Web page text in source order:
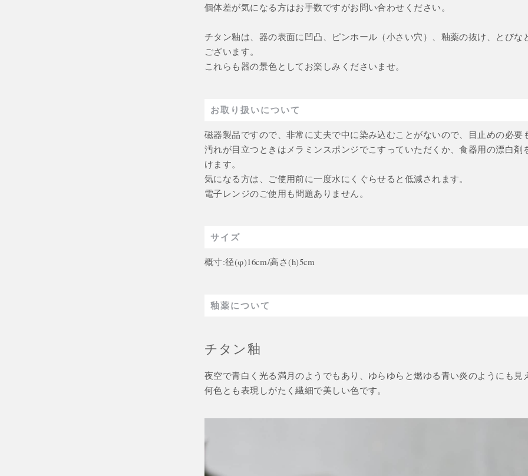
個体差が気になる方はお手数ですがお問い合わせください。
チタン釉は、器の表面に凹凸、ピンホール（小さい穴）、釉薬の抜け、とびな
ございます。
これらも器の景色としてお楽しみくださいませ。
お取り扱いについて
磁器製品ですので、非常に丈夫で中に染み込むことがないので、目止めの必要
汚れが目立つときはメラミンスポンジでこすっていただくか、食器用の漂白剤
けます。
気になる方は、ご使用前に一度水にくぐらせると低減されます。
電子レンジのご使用も問題ありません。
サイズ
概寸:径(φ)16cm/高さ(h)5cm
釉薬について
チタン釉
夜空で青白く光る満月のようでもあり、ゆらゆらと燃ゆる青い炎のようにも見
何色とも表現しがたく繊細で美しい色です。